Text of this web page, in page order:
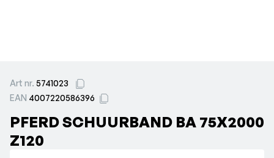
Art nr. 5741023
EAN 4007220586396
PFERD SCHUURBAND BA 75X2000
Z120